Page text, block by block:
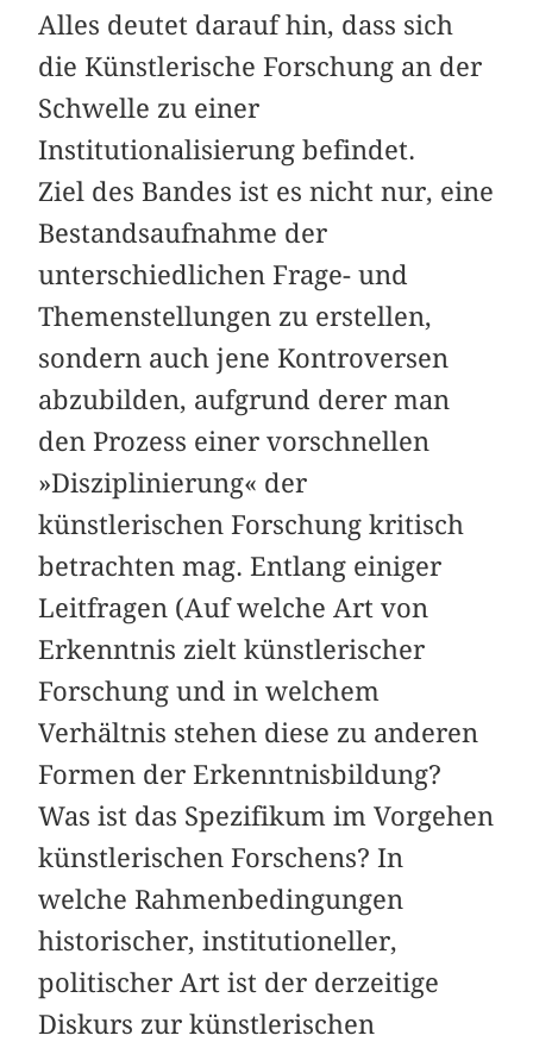
Alles deutet darauf hin, dass sich
die Künstlerische Forschung an der
Schwelle zu einer
Institutionalisierung befindet.
Ziel des Bandes ist es nicht nur, eine
Bestandsaufnahme der
unterschiedlichen Frage- und
Themenstellungen zu erstellen,
sondern auch jene Kontroversen
abzubilden, aufgrund derer man
den Prozess einer vorschnellen
»Disziplinierung« der
künstlerischen Forschung kritisch
betrachten mag. Entlang einiger
Leitfragen (Auf welche Art von
Erkenntnis zielt künstlerischer
Forschung und in welchem
Verhältnis stehen diese zu anderen
Formen der Erkenntnisbildung?
Was ist das Spezifikum im Vorgehen
künstlerischen Forschens? In
welche Rahmenbedingungen
historischer, institutioneller,
politischer Art ist der derzeitige
Diskurs zur künstlerischen